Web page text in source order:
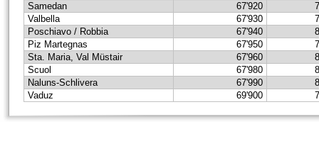
Samedan
67'920
Valbella
67'930
Poschiavo / Robbia
67'940
Piz Martegnas
67'950
Sta. Maria, Val Müstair
67'960
Scuol
67'980
Naluns-Schlivera
67'990
Vaduz
69'900